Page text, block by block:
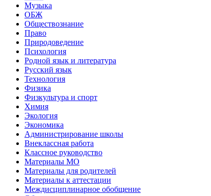
Музыка
ОБЖ
Обществознание
Право
Природоведение
Психология
Родной язык и литература
Русский язык
Технология
Физика
Физкультура и спорт
Химия
Экология
Экономика
Администрирование школы
Внеклассная работа
Классное руководство
Материалы МО
Материалы для родителей
Материалы к аттестации
Междисциплинарное обобщение